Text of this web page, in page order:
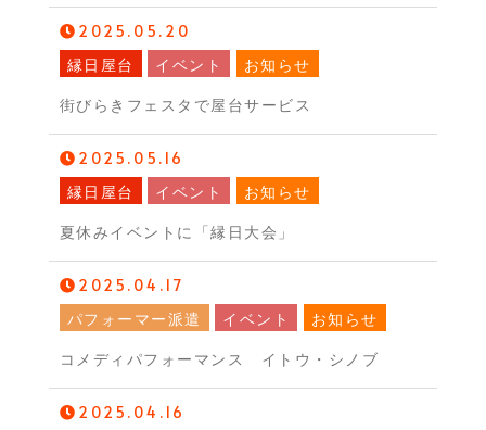
2025.05.20
縁日屋台 イベント お知らせ
街びらきフェスタで屋台サービス
2025.05.16
縁日屋台 イベント お知らせ
夏休みイベントに「縁日大会」
2025.04.17
パフォーマー派遣 イベント お知らせ
コメディパフォーマンス イトウ・シノブ
2025.04.16